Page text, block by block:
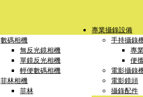
數碼相機
無反光鏡相機
單鏡反光相機
輕便數碼相機
菲林相機
菲林
專業攝錄設備
手持攝錄
專
便
電影攝錄
電影鏡頭
攝錄配件